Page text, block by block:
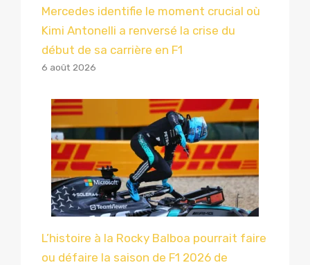
Mercedes identifie le moment crucial où
Kimi Antonelli a renversé la crise du
début de sa carrière en F1
6 août 2026
L’histoire à la Rocky Balboa pourrait faire
ou défaire la saison de F1 2026 de